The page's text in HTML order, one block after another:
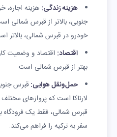
هزینه زندگی: هزینه
جنوبی، بالاتر از قبرس شمالی
خودرو در قبرس شمالی، بالاتر
اقتصاد: اقتصاد و وضعیت
بهتر از قبرس شمالی است.
حمل‌و‌نقل هوایی: قبرس
لارناکا است که پروازهای
قبرس شمالی، فقط یک فرودگاه
سفر به ترکیه را فراهم می‌کند.